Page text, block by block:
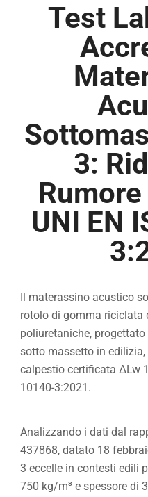
Test
3:
UNI EN
Il materassino acustico
rotolo di gomma riciclata
poliuretaniche,
sotto massetto in
calpestio certificata ΔLw
10140-3:2021.
Analizzando i dati dal
437868, datato 18
3 eccelle in contesti edili
750 kg/m³ e spessore di